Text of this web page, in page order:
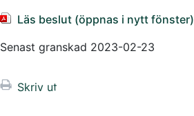
Läs beslut (öppnas i nytt fönster)
Senast granskad 2023-02-23
Skriv ut